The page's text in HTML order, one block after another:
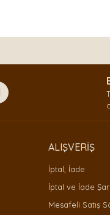
bulunuyor.
olmalı.
ALIŞVERİŞ
İptal, İade
İptal ve İade
Mesafeli Satış